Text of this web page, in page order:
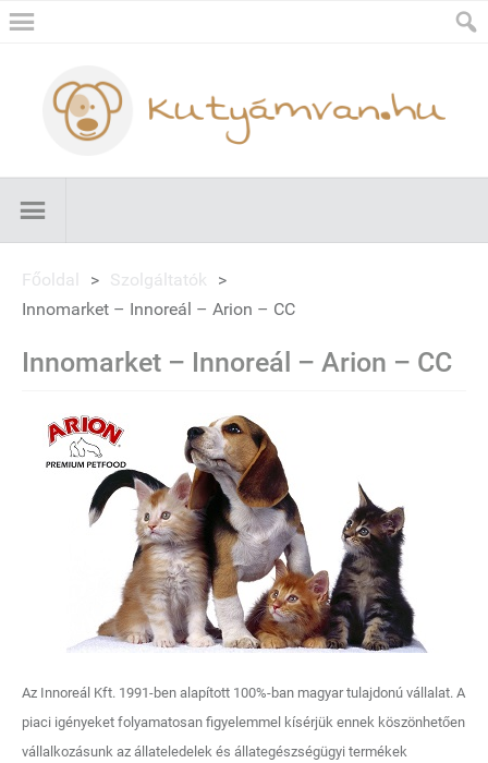
Főoldal > Szolgáltatók
>
Innomarket – Innoreál – Arion – CC
Innomarket – Innoreál – Arion – CC
Az Innoreál Kft. 1991-ben alapított 100%-ban magyar tulajdonú vállalat. A
piaci igényeket folyamatosan figyelemmel kísérjük ennek köszönhetően
vállalkozásunk az állateledelek és állategészségügyi termékek